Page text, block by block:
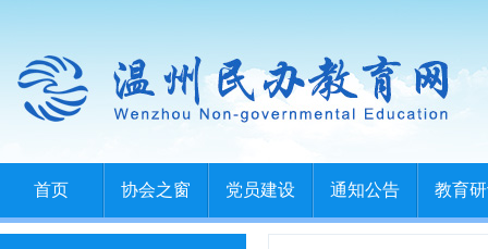
首页 协会之窗 党员建设 通知公告 教育